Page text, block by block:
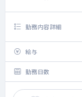
勤務内容詳細
給与
勤務日数